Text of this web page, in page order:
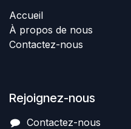
Accueil
À propos de nous
Contactez-nous
Rejoignez-nous
Contactez-nous​